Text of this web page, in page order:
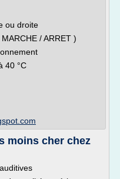
ou droite
/ ARRET )
40 °C
moins cher chez